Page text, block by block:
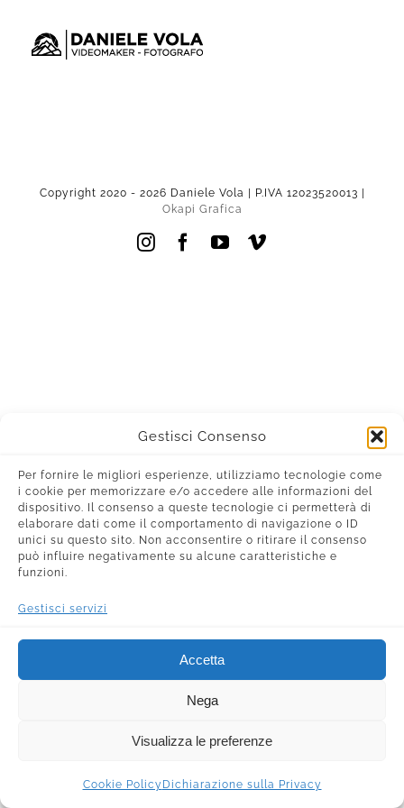
Gestisci Consenso
Per fornire le migliori esperienze, utilizziamo tecnologie come
i cookie per memorizzare e/o accedere alle informazioni del
dispositivo. Il consenso a queste tecnologie ci permetterà di
elaborare dati come il comportamento di navigazione o ID
unici su questo sito. Non acconsentire o ritirare il consenso
può influire negativamente su alcune caratteristiche e
funzioni.
Gestisci servizi
Accetta
Nega
Visualizza le preferenze
Cookie Policy Dichiarazione sulla Privacy
contenuto
Copyright 2020 - 2026 Daniele Vola | P.IVA 12023520013 |
Okapi Grafica
InstagramFacebookYouTube